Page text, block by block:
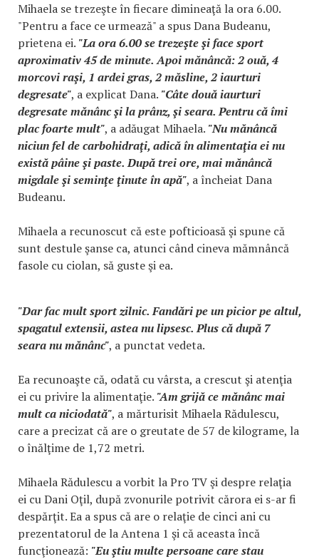
Mihaela se trezeşte în fiecare dimineaţă la ora 6.00.
"Pentru a face ce urmează" a spus Dana Budeanu,
prietena ei. "La ora 6.00 se trezeşte şi face sport
aproximativ 45 de minute. Apoi mănâncă: 2 ouă, 4
morcovi raşi, 1 ardei gras, 2 măsline, 2 iaurturi
degresate", a explicat Dana. "Câte două iaurturi
degresate mănânc şi la prânz, şi seara. Pentru că îmi
plac foarte mult", a adăugat Mihaela. "Nu mănâncă
niciun fel de carbohidraţi, adică în alimentaţia ei nu
există pâine şi paste. După trei ore, mai mănâncă
migdale şi seminţe ţinute în apă", a încheiat Dana
Budeanu.
Mihaela a recunoscut că este pofticioasă şi spune că
sunt destule şanse ca, atunci când cineva mămnâncă
fasole cu ciolan, să guste şi ea.
"Dar fac mult sport zilnic. Fandări pe un picior pe altul,
spagatul extensii, astea nu lipsesc. Plus că după 7
seara nu mănânc", a punctat vedeta.
Ea recunoaşte că, odată cu vârsta, a crescut şi atenţia
ei cu privire la alimentaţie. "Am grijă ce mănânc mai
mult ca niciodată", a mărturisit Mihaela Rădulescu,
care a precizat că are o greutate de 57 de kilograme, la
o înălţime de 1,72 metri.
Mihaela Rădulescu a vorbit la Pro TV şi despre relaţia
ei cu Dani Oţil, după zvonurile potrivit cărora ei s-ar fi
despărţit. Ea a spus că are o relaţie de cinci ani cu
prezentatorul de la Antena 1 şi că aceasta încă
funcţionează: "Eu ştiu multe persoane care stau